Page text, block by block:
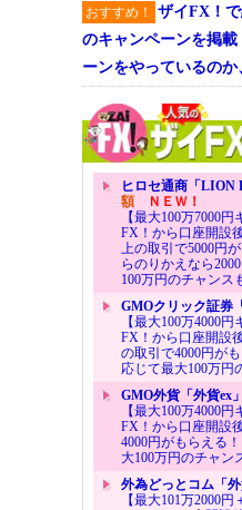
おすすめ！
ザイFX！
のキャンペーンを掲
ーンをやっているのか
ヒロセ通商「LION
額ＮＥＷ！
【最大100万7000
FX！から口座開設
上の取引で5000円
らのりかえなら
100万円のチャンス
GMOクリック証券
【最大100万4000
FX！から口座開設
の取引で4000円が
応じて最大100万円
GMO外貨「外貨ex」
【最大100万4000
FX！から口座開設
4000円がもらえる
大100万円のチャン
外為どっとコム「外
【最大101万2000